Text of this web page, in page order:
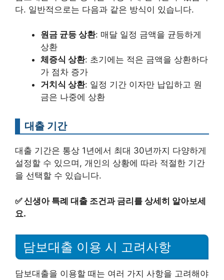
다. 일반적으로는 다음과 같은 방식이 있습니다.
원금 균등 상환: 매달 일정 금액을 균등하게
상환
체증식 상환: 초기에는 적은 금액을 상환하다
가 점차 증가
거치식 상환: 일정 기간 이자만 납입하고 원
금은 나중에 상환
대출 기간
대출 기간은 통상 1년에서 최대 30년까지 다양하게
설정할 수 있으며, 개인의 상황에 따라 적절한 기간
을 선택할 수 있습니다.
✅신생아 특례 대출 조건과 금리를 상세히 알아보세
요.
담보대출 이용 시 고려사항
담보대출을 이용할 때는 여러 가지 사항을 고려해야